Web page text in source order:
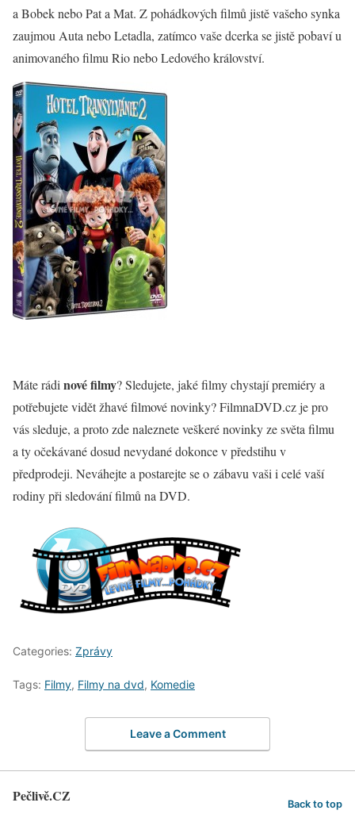
a Bobek nebo Pat a Mat. Z pohádkových filmů jistě vašeho synka
zaujmou Auta nebo Letadla, zatímco vaše dcerka se jistě pobaví u
animovaného filmu Rio nebo Ledového království.
Máte rádi nové filmy? Sledujete, jaké filmy chystají premiéry a
potřebujete vidět žhavé filmové novinky? FilmnaDVD.cz je pro
vás sleduje, a proto zde naleznete veškeré novinky ze světa filmu
a ty očekávané dosud nevydané dokonce v předstihu v
předprodeji. Neváhejte a postarejte se o zábavu vaši i celé vaší
rodiny při sledování filmů na DVD.
Categories: Zprávy
Tags: Filmy, Filmy na dvd, Komedie
Leave a Comment
Pečlivě.CZ Back to top